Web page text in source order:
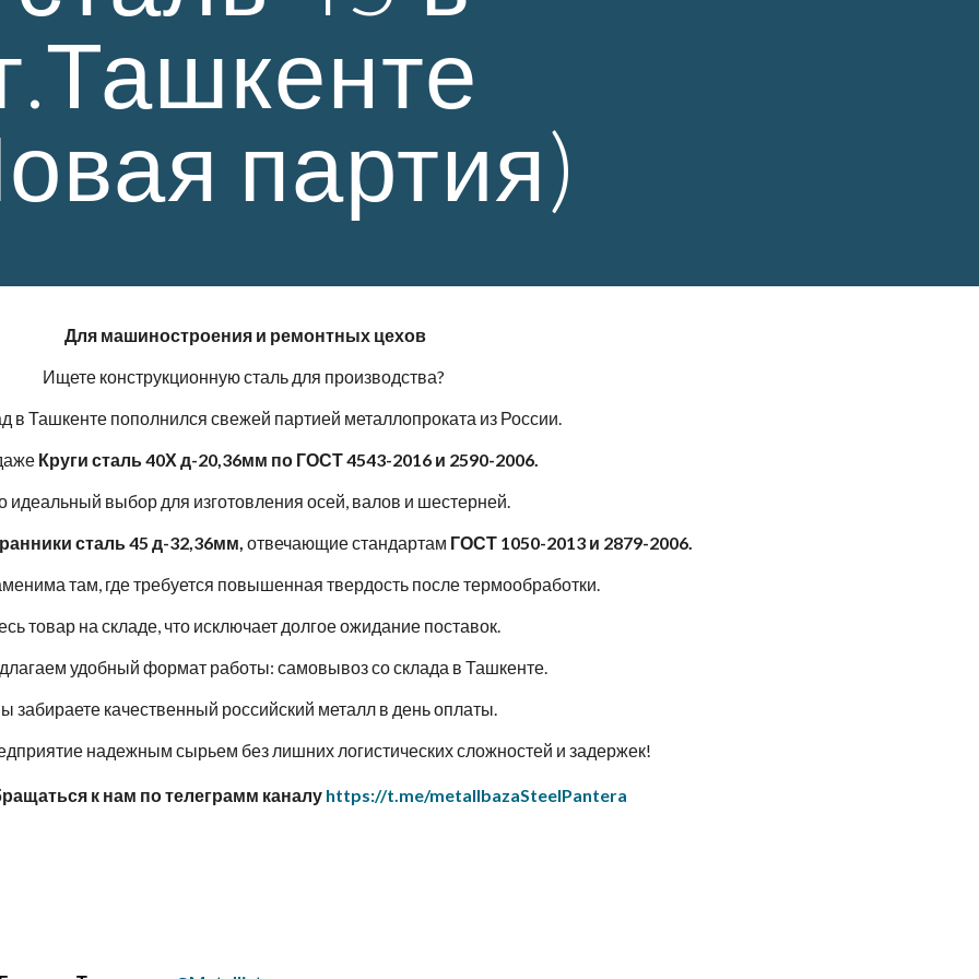
партия)
Для машиностроения и ремонтных цехов
Ищете конструкционную сталь для производства?
в Ташкенте пополнился свежей партией металлопроката из России.
Круги сталь 40Х д-20,36мм по ГОСТ 4543-2016 и 2590-2006.
идеальный выбор для изготовления осей, валов и шестерней.
сталь 45 д-32,36мм, отвечающие стандартам ГОСТ 1050-2013 и 2879-2006.
там, где требуется повышенная твердость после термообработки.
товар на складе, что исключает долгое ожидание поставок.
удобный формат работы: самовывоз со склада в Ташкенте.
забираете качественный российский металл в день оплаты.
надежным сырьем без лишних логистических сложностей и задержек!
к нам по телеграмм каналуhttps://t.me/metallbazaSteelPantera